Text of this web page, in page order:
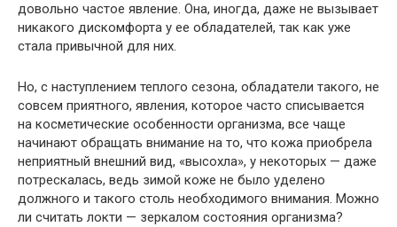
довольно частое явление. Она, иногда, даже не вызывает
никакого дискомфорта у ее обладателей, так как уже
стала привычной для них.
Но, с наступлением теплого сезона, обладатели такого, не
совсем приятного, явления, которое часто списывается
на косметические особенности организма, все чаще
начинают обращать внимание на то, что кожа приобрела
неприятный внешний вид, «высохла», у некоторых — даже
потрескалась, ведь зимой коже не было уделено
должного и такого столь необходимого внимания. Можно
ли считать локти — зеркалом состояния организма?